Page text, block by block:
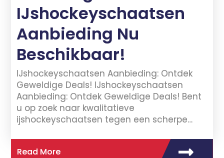
IJshockeyschaatsen
Aanbieding Nu
Beschikbaar!
IJshockeyschaatsen Aanbieding: Ontdek
Geweldige Deals! IJshockeyschaatsen
Aanbieding: Ontdek Geweldige Deals! Bent
u op zoek naar kwalitatieve
ijshockeyschaatsen tegen een scherpe…
Read More